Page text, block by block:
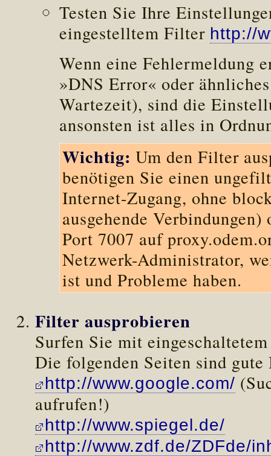
Testen Sie Ihre
eingestelltem Filter http://
Wenn eine Fehlermeldung
»DNS Error« oder
Wartezeit), sind die
ansonsten ist alles in
Wichtig: Um den Filter
benötigen Sie einen
Internet-Zugang, ohne
ausgehende
Port 7007 auf
Netzwerk-Administrator,
ist und Probleme haben.
Filter ausprobieren
Surfen Sie mit
Die folgenden Seiten sind
http://www.google.com/
aufrufen!)
http://www.spiegel.de/
http://www.zdf.de/ZDFde/